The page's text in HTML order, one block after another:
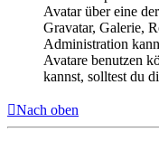
Avatar über eine
Gravatar, Galerie,
Administration
Avatare benutzen
kannst, solltest du
Nach oben